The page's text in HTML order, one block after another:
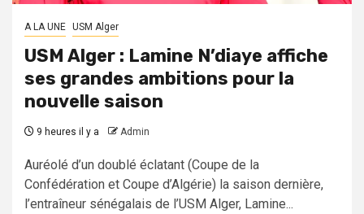
A LA UNE USM Alger
USM Alger : Lamine N’diaye affiche
ses grandes ambitions pour la
nouvelle saison
9 heures il y a Admin
Auréolé d’un doublé éclatant (Coupe de la
Confédération et Coupe d’Algérie) la saison dernière,
l’entraîneur sénégalais de l’USM Alger, Lamine...